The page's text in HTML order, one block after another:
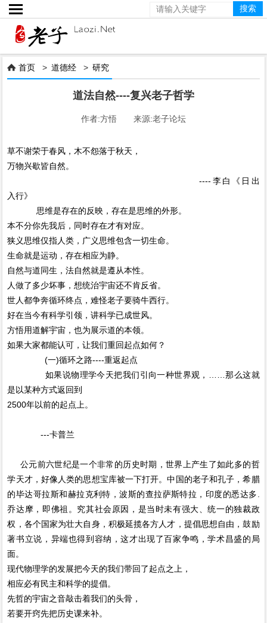

 首页 >道德经 >研究
道法自然----复兴老子哲学
作者:方悟 来源:老子论坛
草不谢荣于春风，木不怨落于秋天，
万物兴歇皆自然。
----李白《日出
入行》
思维是存在的反映，存在是思维的外形。
本不分你先我后，同时存在才有对应。
狭义思维仅指人类，广义思维包含一切生命。
生命就是运动，存在相应为静。
自然与道同生，法自然就是遵从本性。
人做了多少坏事，想统治宇宙还不肯反省。
世人都争奔循环终点，难怪老子要骑牛西行。
好在当今有科学引领，讲科学已成世风。
方悟用道解宇宙，也为展示道的本领。
如果大家都能认可，让我们重回起点如何？
(一)循环之路----重返起点
如果说物理学今天把我们引向一种世界观，……那么这就
是以某种方式返回到
2500年以前的起点上。
---卡普兰
公元前六世纪是一个非常的历史时期，世界上产生了如此多的哲
学天才，好像人类的思想宝库被一下打开。中国的老子和孔子，希腊
的毕达哥拉斯和赫拉克利特，波斯的查拉萨斯特拉，印度的悉达多.
乔达摩，即佛祖。究其社会原因，是当时未有强大、统一的独裁政
权，各个国家为壮大自身，积极延揽各方人才，提倡思想自由，鼓励
著书立说，异端也得到容纳，这才出现了百家争鸣，学术昌盛的局
面。
现代物理学的发展把今天的我们带回了起点之上，
相应必有民主和科学的提倡。
先哲的宇宙之音敲击着我们的头骨，
若要开窍先把历史课来补。